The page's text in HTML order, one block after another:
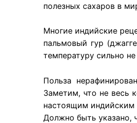
полезных сахаров в
Многие индийские
пальмовый гур
температуру сильно
Польза
Заметим, что не весь
настоящим индийским
Должно быть указано,